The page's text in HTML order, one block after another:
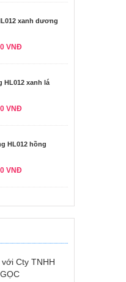
xanh dương
VNĐ
HL012 xanh lá
VNĐ
HL012 hồng
VNĐ
Cty TNHH